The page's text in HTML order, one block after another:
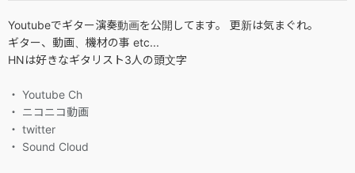
Youtubeでギター演奏動画を公開してます。 更新は気まぐれ。
ギター、動画、機材の事 etc...
HNは好きなギタリスト3人の頭文字
・ Youtube Ch
・ ニコニコ動画
・ twitter
・ Sound Cloud